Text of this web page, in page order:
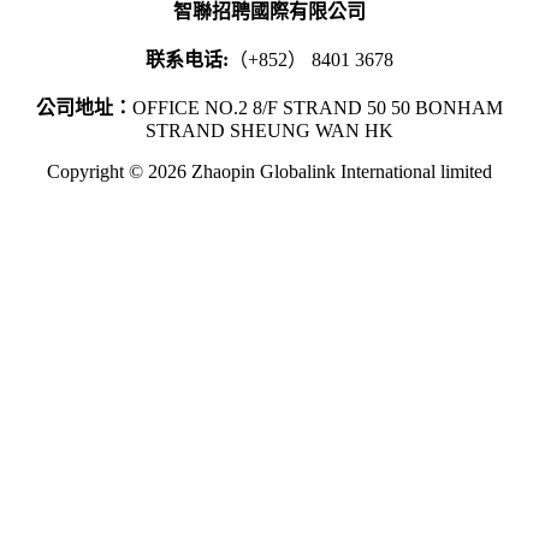
智聯招聘國際有限公司
联系电话: （+852） 8401 3678
公司地址： OFFICE NO.2 8/F STRAND 50 50 BONHAM
STRAND SHEUNG WAN HK
Copyright © 2026 Zhaopin Globalink International limited